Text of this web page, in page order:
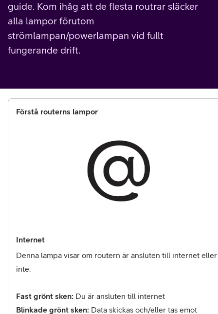
guide. Kom ihåg att de flesta routrar släcker
alla lampor förutom
strömlampan/powerlampan vid fullt
fungerande drift.
Förstå routerns lampor
Internet
Denna lampa visar om routern är ansluten till internet eller
inte.
Fast grönt sken:
Blinkade grönt sken: